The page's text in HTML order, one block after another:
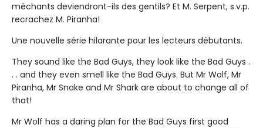
méchants deviendront-ils des gentils? Et M. Serpent, s.v.p.
recrachez M. Piranha!
Une nouvelle série hilarante pour les lecteurs débutants.
They sound like the Bad Guys, they look like the Bad Guys .
. . and they even smell like the Bad Guys. But Mr Wolf, Mr
Piranha, Mr Snake and Mr Shark are about to change all of
that!
Mr Wolf has a daring plan for the Bad Guys first good